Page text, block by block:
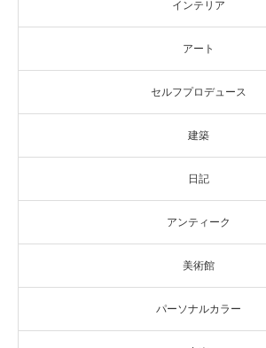
インテリア
アート
セルフプロデュース
建築
日記
アンティーク
美術館
パーソナルカラー